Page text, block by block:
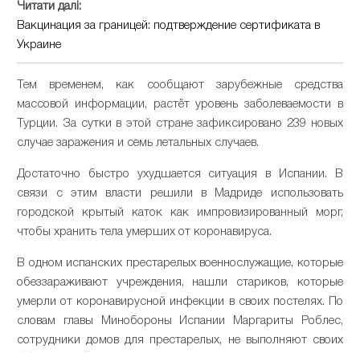
Читати далі:
Вакцинация за границей: подтверждение сертификата в
Украине
Тем временем, как сообщают зарубежные средства
массовой информации, растёт уровень заболеваемости в
Турции. За сутки в этой стране зафиксировано 239 новых
случае заражения и семь летальных случаев.
Достаточно быстро ухудшается ситуация в Испании. В
связи с этим власти решили в Мадриде использовать
городской крытый каток как импровизированный морг,
чтобы хранить тела умерших от коронавируса.
В одном испанских престарелых военнослужащие, которые
обеззараживают учреждения, нашли стариков, которые
умерли от коронавирусной инфекции в своих постелях. По
словам главы Минобороны Испании Маргариты Роблес,
сотрудники домов для престарелых, не выполняют своих